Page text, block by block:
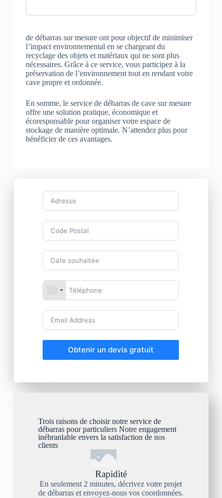
de débarras sur mesure ont pour objectif de minimiser
l’impact environnemental en se chargeant du
recyclage des objets et matériaux qui ne sont plus
nécessaires. Grâce à ce service, vous participez à la
préservation de l’environnement tout en rendant votre
cave propre et ordonnée.
En somme, le service de débarras de cave sur mesure
offre une solution pratique, économique et
écoresponsable pour organiser votre espace de
stockage de manière optimale. N’attendez plus pour
bénéficier de ces avantages.
Obtenir un devis gratuit
Trois raisons de choisir notre service de
débarras pour particuliers Notre engagement
inébranlable envers la satisfaction de nos
clients
Rapidité
En seulement 2 minutes, décrivez votre projet
de débarras et envoyez-nous vos coordonnées.